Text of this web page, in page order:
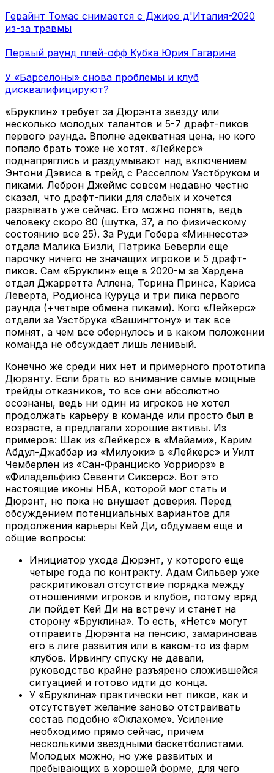
Герайнт Томас снимается с Джиро д'Италия-2020
из-за травмы
Первый раунд плей-офф Кубка Юрия Гагарина
У «Барселоны» снова проблемы и клуб
дисквалифицируют?
«Бруклин» требует за Дюрэнта звезду или
несколько молодых талантов и 5-7 драфт-пиков
первого раунда. Вполне адекватная цена, но кого
попало брать тоже не хотят. «Лейкерс»
поднапряглись и раздумывают над включением
Энтони Дэвиса в трейд с Расселлом Уэстбруком и
пиками. Леброн Джеймс совсем недавно честно
сказал, что драфт-пики для слабых и хочется
разрывать уже сейчас. Его можно понять, ведь
человеку скоро 80 (шутка, 37, а по физическому
состоянию все 25). За Руди Гобера «Миннесота»
отдала Малика Бизли, Патрика Беверли еще
парочку ничего не значащих игроков и 5 драфт-
пиков. Сам «Бруклин» еще в 2020-м за Хардена
отдал Джарретта Аллена, Торина Принса, Кариса
Леверта, Родионса Куруца и три пика первого
раунда (+четыре обмена пиками). Кого «Лейкерс»
отдали за Уэстбрука «Вашингтону» и так все
помнят, а чем все обернулось и в каком положении
команда не обсуждает лишь ленивый.
Конечно же среди них нет и примерного прототипа
Дюрэнту. Если брать во внимание самые мощные
трейды отказников, то все они абсолютно
осознаны, ведь ни один из игроков не хотел
продолжать карьеру в команде или просто был в
возрасте, а предлагали хорошие активы. Из
примеров: Шак из «Лейкерс» в «Майами», Карим
Абдул-Джаббар из «Милуоки» в «Лейкерс» и Уилт
Чемберлен из «Сан-Франциско Уорриорз» в
«Филадельфию Севенти Сиксерс». Вот это
настоящие иконы НБА, которой мог стать и
Дюрэнт, но пока не внушает доверия. Перед
обсуждением потенциальных вариантов для
продолжения карьеры Кей Ди, обдумаем еще и
общие вопросы:
Инициатор ухода Дюрэнт, у которого еще
четыре года по контракту. Адам Сильвер уже
раскритиковал отсутствие порядка между
отношениями игроков и клубов, потому вряд
ли пойдет Кей Ди на встречу и станет на
сторону «Бруклина». То есть, «Нетс» могут
отправить Дюрэнта на пенсию, замариновав
его в лиге развития или в каком-то из фарм
клубов. Ирвингу спуску не давали,
руководство крайне разъярено сложившейся
ситуацией и готово идти до конца.
У «Бруклина» практически нет пиков, как и
отсутствует желание заново отстраивать
состав подобно «Оклахоме». Усиление
необходимо прямо сейчас, причем
несколькими звездными баскетболистами.
Молодых можно, но уже развитых и
пребывающих в хорошей форме, для чего